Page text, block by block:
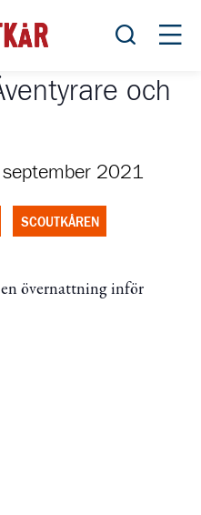
Öppna
och
2021
SCOUTKÅREN
övernattning inför